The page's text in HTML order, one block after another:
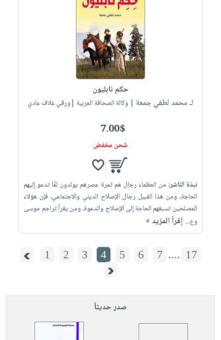
حكم نابليون
لـ محمد لطفي جمعة | وكالة الصحافة العربية |ورقي غلاف عادي
7.00$
شحن مخفض
نبذة الناشر: من العظماء رجال هم ثمرة عصرهم يولدون لمَّا تدعو إليهم
الحاجة، ومن هذا القبيل رجال الإصلاح الديني والاجتماعي، فإن هؤلاء
المصلحين تسبقهم الحاجة إلى الإصلاح والدعوة، ومن يقرأ تراجم موسى
وع... إقرأ المزيد »
1 2 3 4 5 6 7 .... 17
صدر حديثاً